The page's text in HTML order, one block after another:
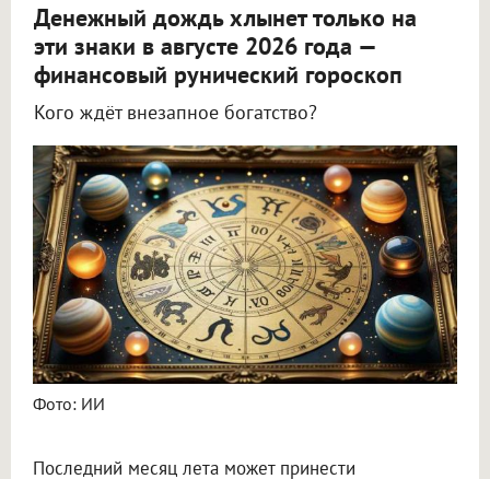
Денежный дождь хлынет только на
эти знаки в августе 2026 года —
финансовый рунический гороскоп
Кого ждёт внезапное богатство?
Фото: ИИ
Последний месяц лета может принести